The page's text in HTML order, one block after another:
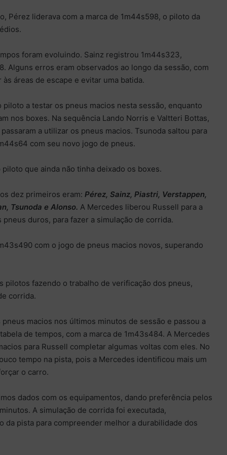
Pérez liderava com a marca de 1m44s598, o piloto da
foram evoluindo. Sainz registrou 1m44s323,
Alguns erros eram observados ao longo da sessão, com
áreas de escape e evitar uma batida.
a testar os pneus macios nesta sessão, enquanto
nos boxes. Na sequência Lando Norris e Valtteri Bottas,
a utilizar os pneus macios. Tsunoda saltou para
com seu novo jogo de pneus.
que ainda não tinha deixado os boxes.
dez primeiros eram: Pérez, Sainz, Piastri, Verstappen,
Tsunoda e Alonso. A Mercedes liberou Russell para a
pneus duros, para fazer a simulação de corrida.
com o jogo de pneus macios novos, superando
pilotos fazendo o trabalho de verificação dos pneus,
corrida.
macios nos últimos minutos de sessão e passou a
de tempos, com a marca de 1m43s484. A Mercedes
para Russell completar algumas voltas com eles. No
tempo na pista, pois a Mercedes identificou mais um
o carro.
dados com os equipamentos, dando preferência pelos
A simulação de corrida foi executada,
da pista para compreender melhor a durabilidade dos